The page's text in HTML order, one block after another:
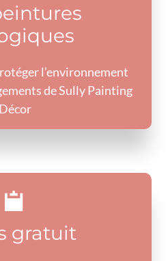
l’environnement
de Sully Painting
Décor
gratuit